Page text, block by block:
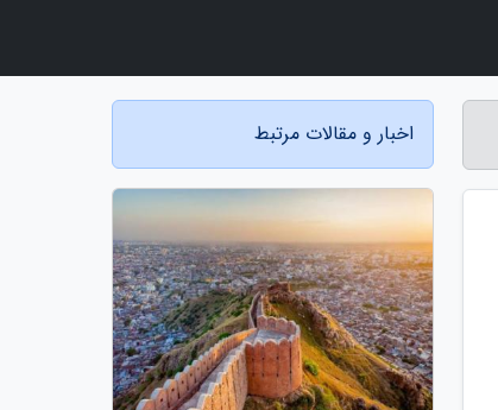
اخبار و مقالات مرتبط